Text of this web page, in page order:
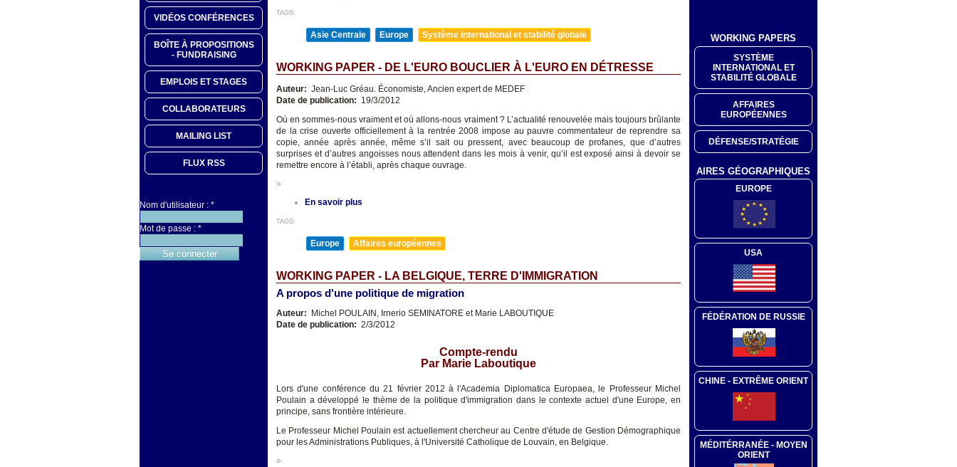
VIDÉOS CONFÉRENCES
BOÎTE À PROPOSITIONS
- FUNDRAISING
EMPLOIS ET STAGES
COLLABORATEURS
MAILING LIST
FLUX RSS
Nom d'utilisateur : *
Mot de passe : *
TAGS:
Asie Centrale Europe Système international et stabilité globale
WORKING PAPER - DE L'EURO BOUCLIER À L'EURO EN DÉTRESSE
Auteur: Jean-Luc Gréau. Économiste, Ancien expert de MEDEF
Date de publication: 19/3/2012
Où en sommes-nous vraiment et où allons-nous vraiment ? L’actualité renouvelée mais toujours brûlante
de la crise ouverte officiellement à la rentrée 2008 impose au pauvre commentateur de reprendre sa
copie, année après année, même s’il sait ou pressent, avec beaucoup de profanes, que d’autres
surprises et d’autres angoisses nous attendent dans les mois à venir, qu’il est exposé ainsi à devoir se
remettre encore à l’établi, après chaque ouvrage.
»
En savoir plus
TAGS:
Europe Affaires européennes
WORKING PAPER - LA BELGIQUE, TERRE D'IMMIGRATION
A propos d'une politique de migration
Auteur: Michel POULAIN, Irnerio SEMINATORE et Marie LABOUTIQUE
Date de publication: 2/3/2012
Compte-rendu
Par Marie Laboutique
Lors d'une conférence du 21 février 2012 à l'Academia Diplomatica Europaea, le Professeur Michel
Poulain a développé le thème de la politique d'immigration dans le contexte actuel d'une Europe, en
principe, sans frontière intérieure.
Le Professeur Michel Poulain est actuellement chercheur au Centre d'étude de Gestion Démographique
pour les Administrations Publiques, à l'Université Catholique de Louvain, en Belgique.
»
WORKING PAPERS
SYSTÈME
INTERNATIONAL ET
STABILITÉ GLOBALE
AFFAIRES
EUROPÉENNES
DÉFENSE/STRATÉGIE
AIRES GÉOGRAPHIQUES
EUROPE
USA
FÉDÉRATION DE RUSSIE
CHINE - EXTRÊME ORIENT
MÉDITÉRRANÉE - MOYEN
ORIENT